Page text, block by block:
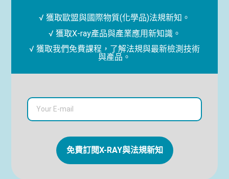
√ 獲取歐盟與國際物質(化學品)法規新知。
√ 獲取X-ray產品與產業應用新知識。
√ 獲取我們免費課程，了解法規與最新檢測技術
與產品。
免費訂閱X-RAY與法規新知